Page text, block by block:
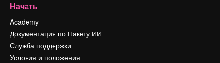
Начать
Academy
Документация по Пакету ИИ
Служба поддержки
Условия и положения